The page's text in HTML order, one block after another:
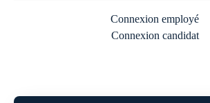
Connexion employé
Connexion candidat